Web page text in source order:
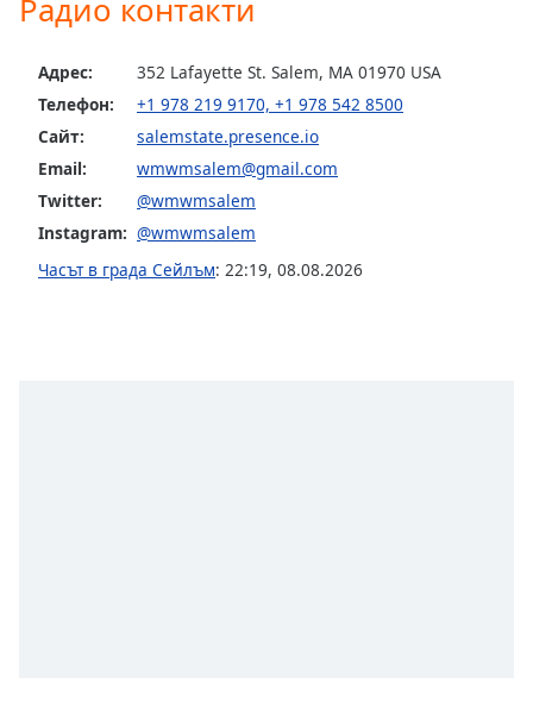
Opacity
Caption
Area
Background
Радио контакти
Адрес:
352 Lafayette St. Salem, MA 01970 USA
Телефон:
+1 978 219 9170, +1 978 542 8500
Сайт:
salemstate.presence.io
Email:
wmwmsalem@gmail.com
Twitter:
@wmwmsalem
Instagram: @wmwmsalem
Часът в града Сейлъм: 22:19, 08.08.2026